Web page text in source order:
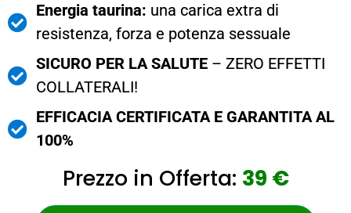
Energia taurina: una carica extra di
resistenza, forza e potenza sessuale
SICURO PER LA SALUTE – ZERO EFFETTI
COLLATERALI!
EFFICACIA CERTIFICATA E GARANTITA AL
100%
Prezzo in Offerta: 39 €